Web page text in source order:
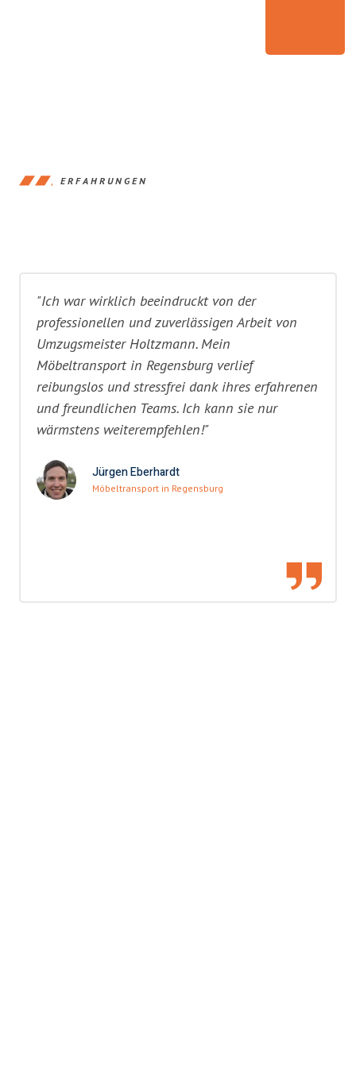
ERFAHRUNGEN
"Ich war wirklich beeindruckt von der
professionellen und zuverlässigen Arbeit von
Umzugsmeister Holtzmann. Mein
Möbeltransport in Regensburg verlief
reibungslos und stressfrei dank ihres erfahrenen
und freundlichen Teams. Ich kann sie nur
wärmstens weiterempfehlen!"
Jürgen Eberhardt
Möbeltransport in Regensburg